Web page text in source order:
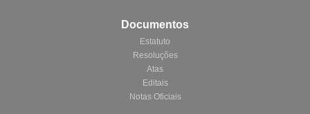
Documentos
Estatuto
Resoluções
Atas
Editais
Notas Oficiais